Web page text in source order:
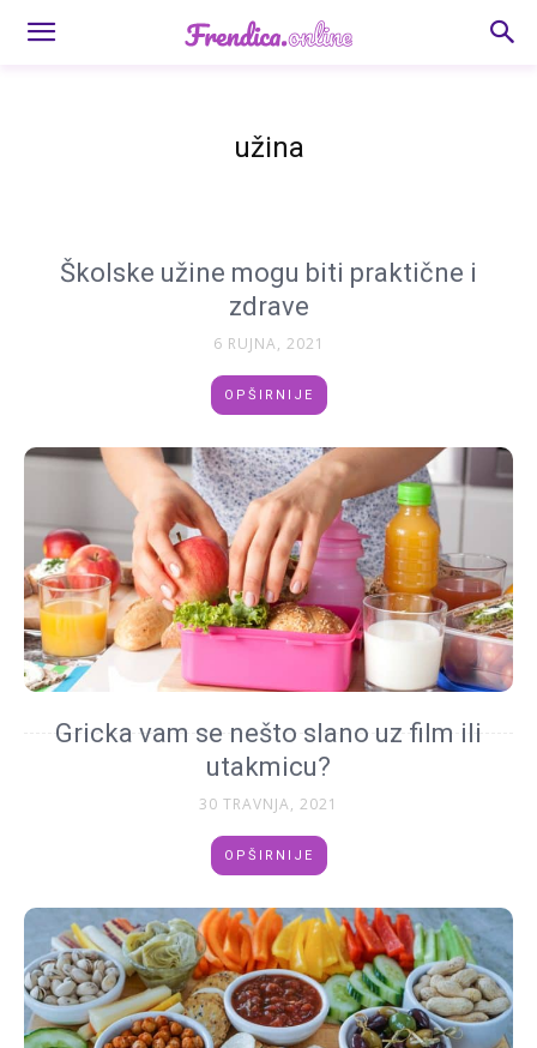
užina
Školske užine mogu biti praktične i
zdrave
6 RUJNA, 2021
OPŠIRNIJE
Gricka vam se nešto slano uz film ili
utakmicu?
30 TRAVNJA, 2021
OPŠIRNIJE